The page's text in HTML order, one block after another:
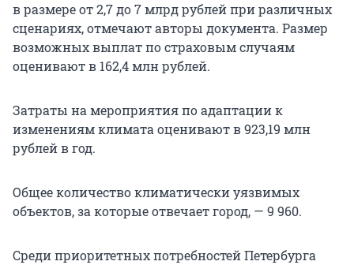
в размере от 2,7 до 7 млрд рублей при различных
сценариях, отмечают авторы документа. Размер
возможных выплат по страховым случаям
оценивают в 162,4 млн рублей.
Затраты на мероприятия по адаптации к
изменениям климата оценивают в 923,19 млн
рублей в год.
Общее количество климатически уязвимых
объектов, за которые отвечает город, — 9 960.
Среди приоритетных потребностей Петербурга